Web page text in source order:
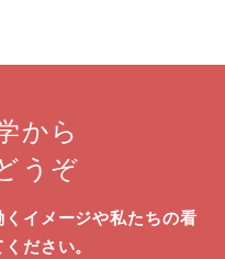
から
うぞ
イメージや私たちの看
ださい。